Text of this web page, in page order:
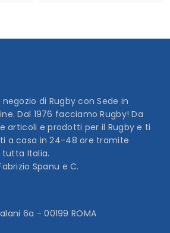
di Rugby con Sede in
Dal 1976 facciamo Rugby! Da
articoli e prodotti per il Rugby e ti
a casa in 24-48 ore tramite
tutta Italia.
Spanu e C.
6a - 00199 ROMA